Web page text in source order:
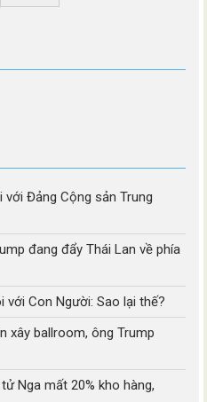
Đảng Cộng sản Trung
đang đẩy Thái Lan về phía
Con Người: Sao lại thế?
xây ballroom, ông Trump
Nga mất 20% kho hàng,